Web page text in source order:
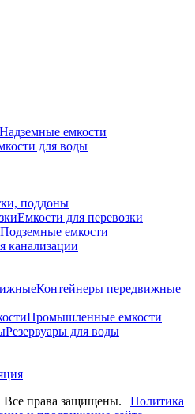
Надземные емкости
для воды
поддоны
Емкости для перевозки
Подземные емкости
канализации
Контейнеры передвижные
Промышленные емкости
Резервуары для воды
права защищены. | Политика